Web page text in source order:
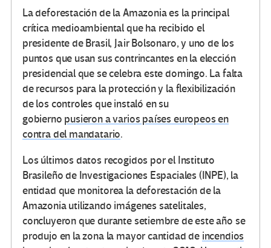
La deforestación de la Amazonia es la principal
crítica medioambiental que ha recibido el
presidente de Brasil, Jair Bolsonaro, y uno de los
puntos que usan sus contrincantes en la elección
presidencial que se celebra este domingo. La falta
de recursos para la protección y la flexibilización
de los controles que instaló en su
gobierno pusieron a varios países europeos en
contra del mandatario.
Los últimos datos recogidos por el Instituto
Brasileño de Investigaciones Espaciales (INPE), la
entidad que monitorea la deforestación de la
Amazonia utilizando imágenes satelitales,
concluyeron que durante setiembre de este año se
produjo en la zona la mayor cantidad de incendios